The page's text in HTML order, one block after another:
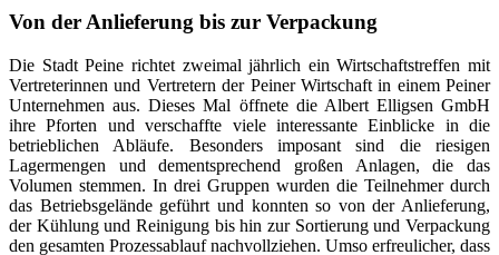
Von der Anlieferung bis zur Verpackung
Die Stadt Peine richtet zweimal jährlich ein Wirtschaftstreffen mit
Vertreterinnen und Vertretern der Peiner Wirtschaft in einem Peiner
Unternehmen aus. Dieses Mal öffnete die Albert Elligsen GmbH
ihre Pforten und verschaffte viele interessante Einblicke in die
betrieblichen Abläufe. Besonders imposant sind die riesigen
Lagermengen und dementsprechend großen Anlagen, die das
Volumen stemmen. In drei Gruppen wurden die Teilnehmer durch
das Betriebsgelände geführt und konnten so von der Anlieferung,
der Kühlung und Reinigung bis hin zur Sortierung und Verpackung
den gesamten Prozessablauf nachvollziehen. Umso erfreulicher, dass